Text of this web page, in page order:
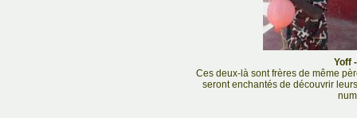
Yoff
Ces deux-là sont frères de même
seront enchantés de découvrir